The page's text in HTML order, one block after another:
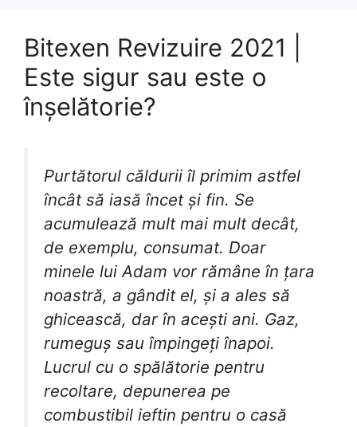
Bitexen Revizuire 2021 |
Este sigur sau este o
înșelătorie?
Purtătorul căldurii îl primim astfel
încât să iasă încet și fin. Se
acumulează mult mai mult decât,
de exemplu, consumat. Doar
minele lui Adam vor rămâne în țara
noastră, a gândit el, și a ales să
ghicească, dar în acești ani. Gaz,
rumeguș sau împingeți înapoi.
Lucrul cu o spălătorie pentru
recoltare, depunerea pe
combustibil ieftin pentru o casă